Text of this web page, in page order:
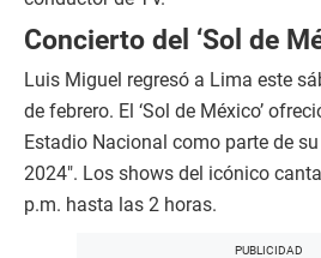
Concierto del ‘Sol de
Luis Miguel regresó a Lima este
de febrero. El ‘Sol de México’
Estadio Nacional como parte de
2024″. Los shows del icónico
p.m. hasta las 2 horas.